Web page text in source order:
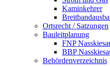
Kaminkehrer
Ortsrecht / Satzungen
Bauleitplanung
FNP
BBP
Behördenverzeichnis